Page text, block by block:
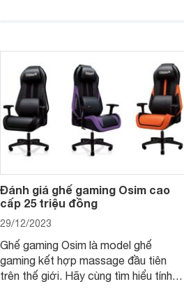
- 500k đẹp mắt nhé.
Đánh giá ghế gaming Osim cao
cấp 25 triệu đồng
29/12/2023
Ghế gaming Osim là model ghế
gaming kết hợp massage đầu tiên
trên thế giới. Hãy cùng tìm hiểu tính